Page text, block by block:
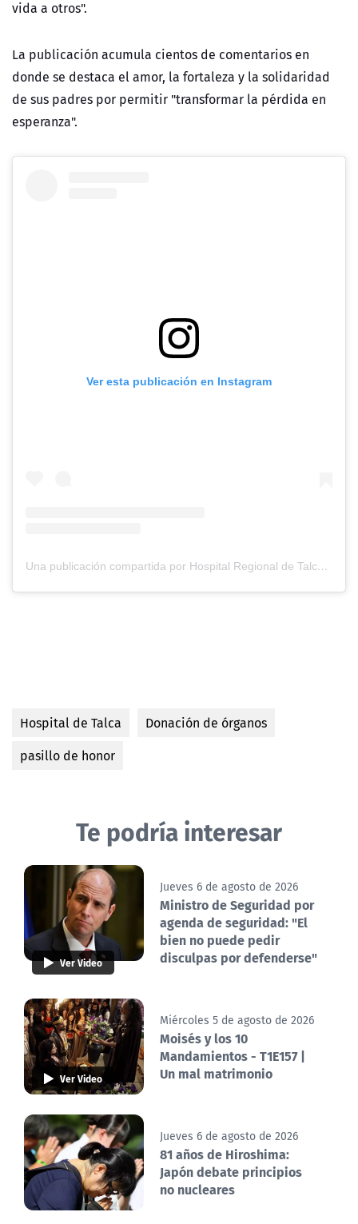
vida a otros".
La publicación acumula cientos de comentarios en
donde se destaca el amor, la fortaleza y la solidaridad
de sus padres por permitir "transformar la pérdida en
esperanza".
Ver esta publicación en Instagram
Una publicación compartida por Hospital Regional de Talca (@hospitalregionaldetalca)
Hospital de Talca
Donación de órganos
pasillo de honor
Te podría interesar
Ver Video
Jueves 6 de agosto de 2026
Ministro de Seguridad por
agenda de seguridad: "El
bien no puede pedir
disculpas por defenderse"
Ver Video
Miércoles 5 de agosto de 2026
Moisés y los 10
Mandamientos - T1E157 |
Un mal matrimonio
Jueves 6 de agosto de 2026
81 años de Hiroshima:
Japón debate principios
no nucleares